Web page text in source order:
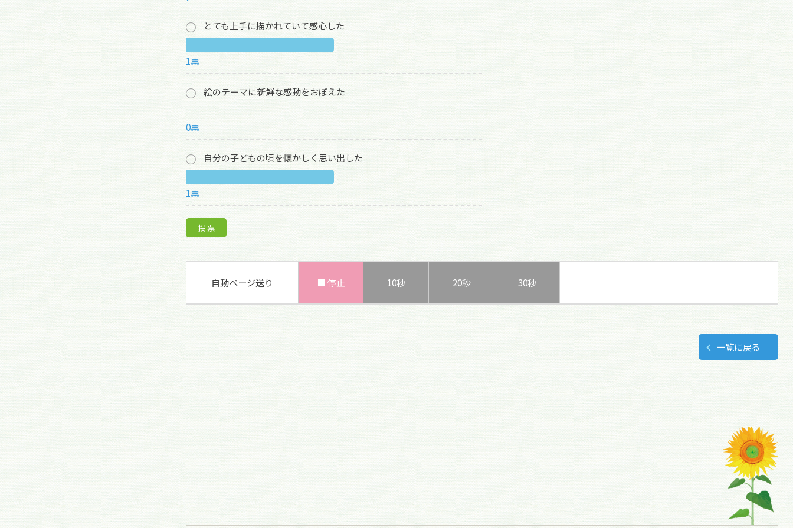
とても上手に描かれていて感心した
1票
絵のテーマに新鮮な感動をおぼえた
0票
自分の子どもの頃を懐かしく思い出した
1票
自動ページ送り ■ 停止 10秒 20秒 30秒
一覧に戻る